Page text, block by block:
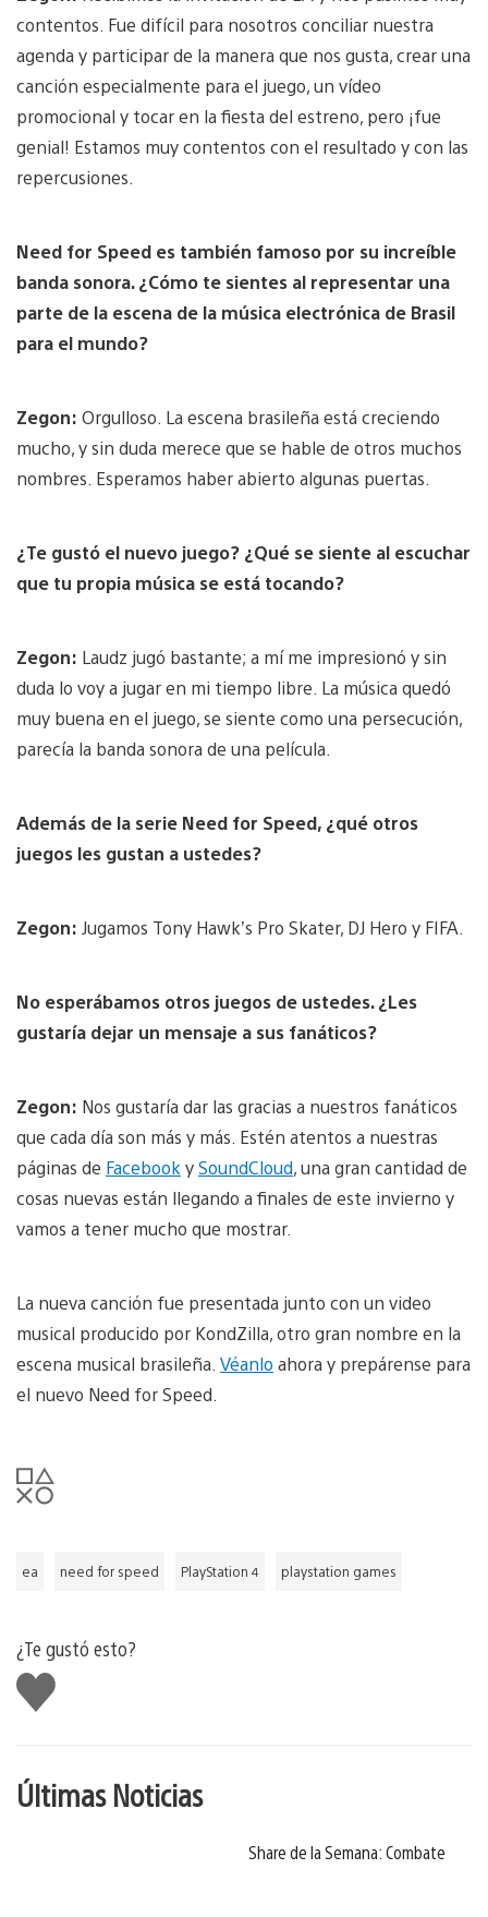
contentos. Fue difícil para nosotros conciliar nuestra
agenda y participar de la manera que nos gusta, crear una
canción especialmente para el juego, un vídeo
promocional y tocar en la fiesta del estreno, pero ¡fue
genial! Estamos muy contentos con el resultado y con las
repercusiones.
Need for Speed ​​es también famoso por su increíble
banda sonora. ¿Cómo te sientes al representar una
parte de la escena de la música electrónica de Brasil
para el mundo?
Zegon: Orgulloso. La escena brasileña está creciendo
mucho, y sin duda merece que se hable de otros muchos
nombres. Esperamos haber abierto algunas puertas.
¿Te gustó el nuevo juego? ¿Qué se siente al escuchar
que tu propia música se está tocando?
Zegon: Laudz jugó bastante; a mí me impresionó y sin
duda lo voy a jugar en mi tiempo libre. La música quedó
muy buena en el juego, se siente como una persecución,
parecía la banda sonora de una película.
Además de la serie Need for Speed, ¿qué otros
juegos les gustan a ustedes?
Zegon: Jugamos Tony Hawk’s Pro Skater, DJ Hero y FIFA.
No esperábamos otros juegos de ustedes. ¿Les
gustaría dejar un mensaje a sus fanáticos?
Zegon: Nos gustaría dar las gracias a nuestros fanáticos
que cada día son más y más. Estén atentos a nuestras
páginas de Facebook ySoundCloud, una gran cantidad de
cosas nuevas están llegando a finales de este invierno y
vamos a tener mucho que mostrar.
La nueva canción fue presentada junto con un video
musical producido por KondZilla, otro gran nombre en la
escena musical brasileña. Véanlo ahora y prepárense para
el nuevo Need for Speed.
ea need for speed PlayStation 4 playstation games
¿Te gustó esto?
Me
gusta
Últimas Noticias
Share de la Semana: Combate